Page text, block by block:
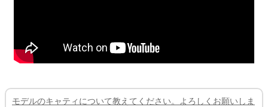
モデルのキャティについて教えてください。よろしくお願いしま